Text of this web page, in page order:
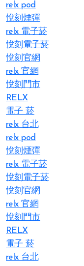
relx pod
悅刻煙彈
relx 電子菸
悅刻電子菸
悅刻官網
relx 官網
悅刻門市
RELX
電子 菸
relx 台北
relx pod
悅刻煙彈
relx 電子菸
悅刻電子菸
悅刻官網
relx 官網
悅刻門市
RELX
電子 菸
relx 台北